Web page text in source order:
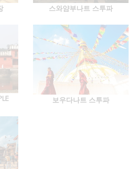
스와얌부나트 스투파
보우다나트 스투파